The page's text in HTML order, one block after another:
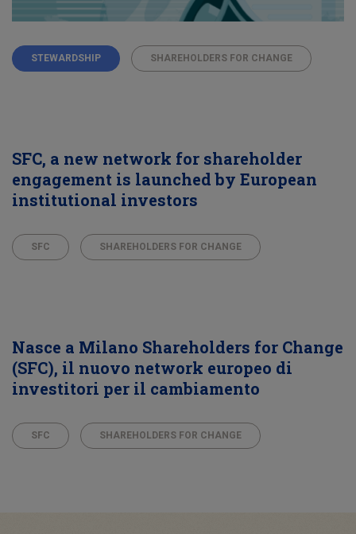
STEWARDSHIP SHAREHOLDERS FOR CHANGE
SFC, a new network for shareholder
engagement is launched by European
institutional investors
SFC SHAREHOLDERS FOR CHANGE
Nasce a Milano Shareholders for Change
(SFC), il nuovo network europeo di
investitori per il cambiamento
SFC SHAREHOLDERS FOR CHANGE